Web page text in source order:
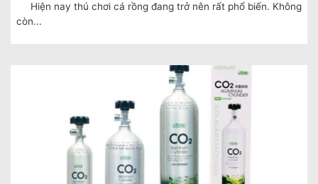
Hiện nay thú chơi cá rồng đang trở nên rất phổ biến. Không
còn...